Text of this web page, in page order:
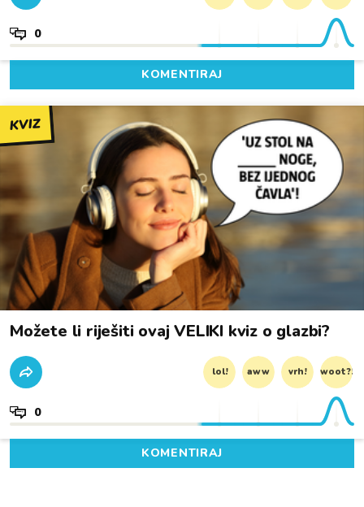
0
KOMENTIRAJ
KVIZ
Možete li riješiti ovaj VELIKI kviz o glazbi?
lol! aww vrh! woot?!
0
KOMENTIRAJ